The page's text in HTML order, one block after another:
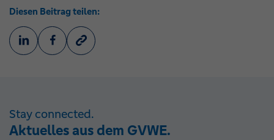
Diesen Beitrag teilen:
Stay connected.
Aktuelles aus dem GVWE.